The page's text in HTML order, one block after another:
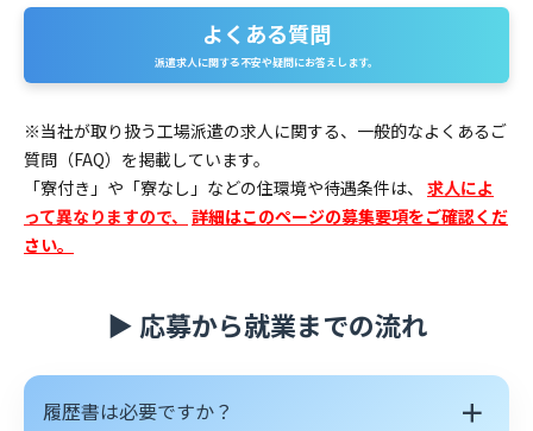
よくある質問
派遣求人に関する不安や疑問にお答えします。
※当社が取り扱う工場派遣の求人に関する、一般的なよくあるご
質問（FAQ）を掲載しています。
「寮付き」や「寮なし」などの住環境や待遇条件は、 求人によ
って異なりますので、 詳細はこのページの募集要項をご確認くだ
さい。
▶ 応募から就業までの流れ
履歴書は必要ですか？ ＋